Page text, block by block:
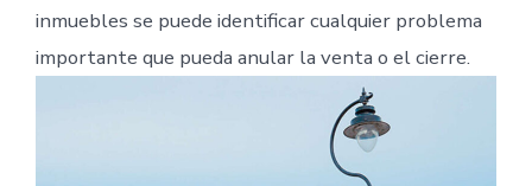
inmuebles se puede identificar cualquier problema
importante que pueda anular la venta o el cierre.